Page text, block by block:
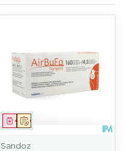
Op voorschrift
Geneesmiddel
Sandoz